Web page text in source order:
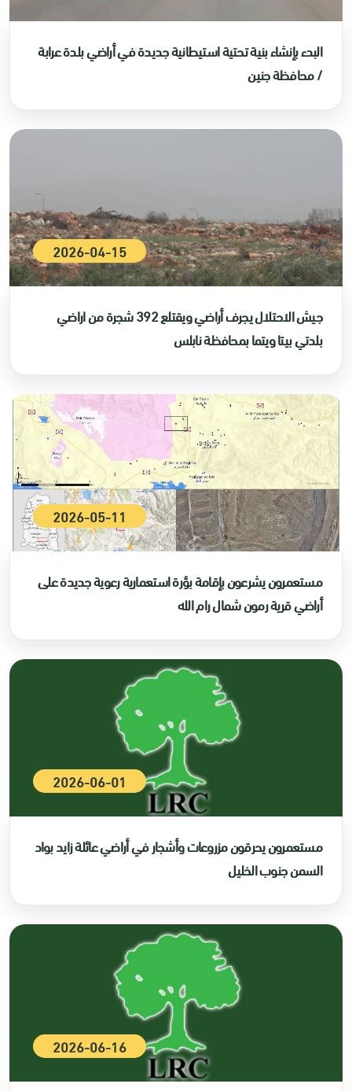
البدء بإنشاء بنية تحتية استيطانية جديدة في أراضي بلدة عرابة
/ محافظة جنين
2026-04-15
جيش الاحتلال يجرف أراضي ويقتلع 392 شجرة من اراضي
بلدتي بيتا ويتما بمحافظة نابلس
2026-05-11
مستعمرون يشرعون بإقامة بؤرة استعمارية رعوية جديدة على
أراضي قرية رمون شمال رام الله
2026-06-01
مستعمرون يحرقون مزروعات وأشجار في أراضي عائلة زايد بواد
السمن جنوب الخليل
2026-06-16